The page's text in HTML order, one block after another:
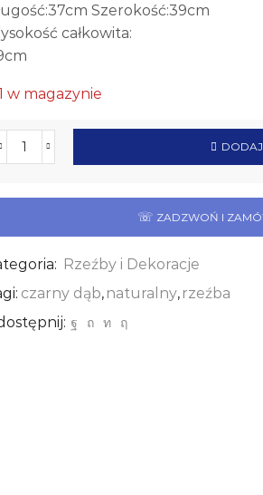
Szerokość:39cm
całkowita:
w magazynie
ilość
Podstawa
☏ ZADZWOŃ I
Rzeźby i Dekoracje
czarny dąb, naturalny, rzeźba